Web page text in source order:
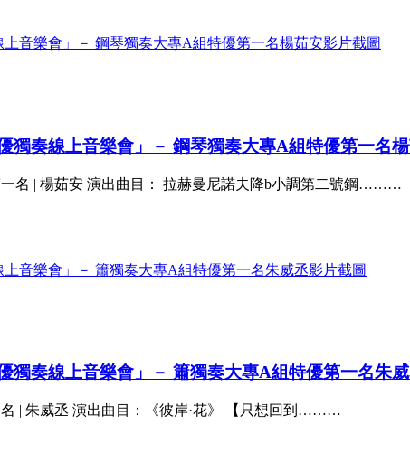
獨奏線上音樂會」－ 鋼琴獨奏大專A組特優第一名
名 | 楊茹安 演出曲目： 拉赫曼尼諾夫降b小調第二號鋼………
獨奏線上音樂會」－ 簫獨奏大專A組特優第一名朱
| 朱威丞 演出曲目：《彼岸·花》 【只想回到………